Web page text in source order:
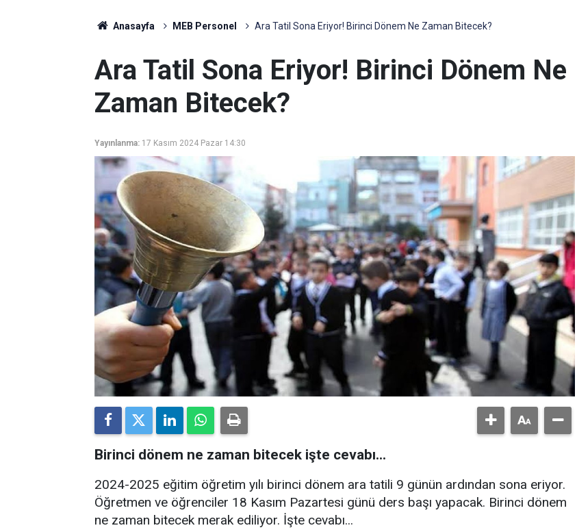
Anasayfa MEB Personel Ara Tatil Sona Eriyor! Birinci Dönem Ne Zaman Bitecek?
Ara Tatil Sona Eriyor! Birinci Dönem Ne
Zaman Bitecek?
Yayınlanma: 17 Kasım 2024 Pazar 14:30
Birinci dönem ne zaman bitecek işte cevabı...
2024-2025 eğitim öğretim yılı birinci dönem ara tatili 9 günün ardından sona eriyor.
Öğretmen ve öğrenciler 18 Kasım Pazartesi günü ders başı yapacak. Birinci dönem
ne zaman bitecek merak ediliyor. İşte cevabı...